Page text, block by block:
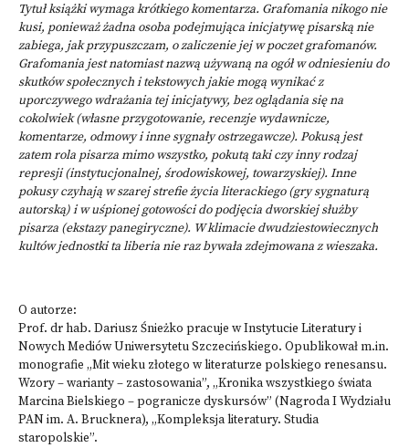
Tytuł książki wymaga krótkiego komentarza. Grafomania nikogo nie
kusi, ponieważ żadna osoba podejmująca inicjatywę pisarską nie
zabiega, jak przypuszczam, o zaliczenie jej w poczet grafomanów.
Grafomania jest natomiast nazwą używaną na ogół w odniesieniu do
skutków społecznych i tekstowych jakie mogą wynikać z
uporczywego wdrażania tej inicjatywy, bez oglądania się na
cokolwiek (własne przygotowanie, recenzje wydawnicze,
komentarze, odmowy i inne sygnały ostrzegawcze). Pokusą jest
zatem rola pisarza mimo wszystko, pokutą taki czy inny rodzaj
represji (instytucjonalnej, środowiskowej, towarzyskiej). Inne
pokusy czyhają w szarej strefie życia literackiego (gry sygnaturą
autorską) i w uśpionej gotowości do podjęcia dworskiej służby
pisarza (ekstazy panegiryczne). W klimacie dwudziestowiecznych
kultów jednostki ta liberia nie raz bywała zdejmowana z wieszaka.
O autorze:
Prof. dr hab. Dariusz Śnieżko pracuje w Instytucie Literatury i
Nowych Mediów Uniwersytetu Szczecińskiego. Opublikował m.in.
monografie „Mit wieku złotego w literaturze polskiego renesansu.
Wzory – warianty – zastosowania”, „Kronika wszystkiego świata
Marcina Bielskiego – pogranicze dyskursów” (Nagroda I Wydziału
PAN im. A. Brucknera), „Kompleksja literatury. Studia
staropolskie”.